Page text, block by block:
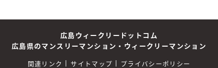
広島ウィークリードットコム
広島県のマンスリーマンション・ウィークリーマンション
関連リンク サイトマップ プライバシーポリシー